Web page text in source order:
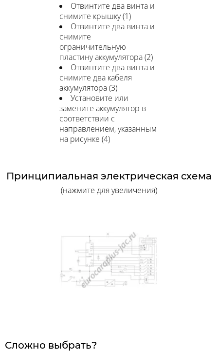
Отвинтите два винта и
снимите крышку (1)
Отвинтите два винта и
снимите
ограничительную
пластину аккумулятора (2)
Отвинтите два винта и
снимите два кабеля
аккумулятора (3)
Установите или
замените аккумулятор в
соответствии с
направлением, указанным
на рисунке (4)
Принципиальная электрическая схема
(нажмите для увеличения)
Сложно выбрать?